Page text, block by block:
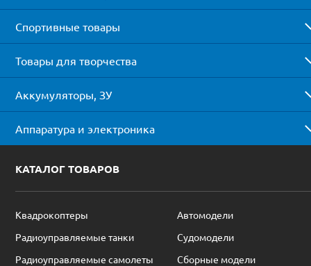
Спортивные товары
Товары для творчества
Аккумуляторы, ЗУ
Аппаратура и электроника
КАТАЛОГ ТОВАРОВ
Квадрокоптеры
Автомодели
Радиоуправляемые танки
Судомодели
Радиоуправляемые самолеты
Сборные модели